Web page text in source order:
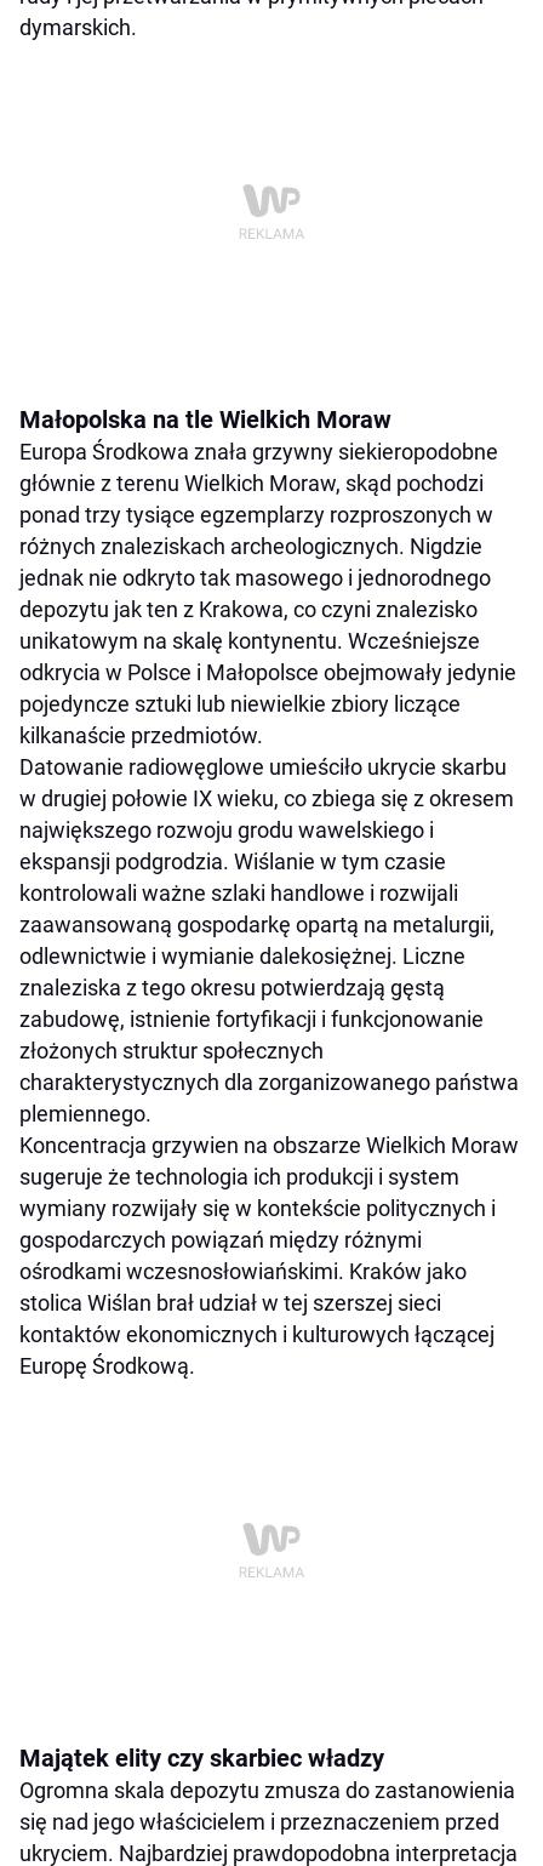
dymarskich.
Małopolska na tle Wielkich Moraw
Europa Środkowa znała grzywny siekieropodobne
głównie z terenu Wielkich Moraw, skąd pochodzi
ponad trzy tysiące egzemplarzy rozproszonych w
różnych znaleziskach archeologicznych. Nigdzie
jednak nie odkryto tak masowego i jednorodnego
depozytu jak ten z Krakowa, co czyni znalezisko
unikatowym na skalę kontynentu. Wcześniejsze
odkrycia w Polsce i Małopolsce obejmowały jedynie
pojedyncze sztuki lub niewielkie zbiory liczące
kilkanaście przedmiotów.
Datowanie radiowęglowe umieściło ukrycie skarbu
w drugiej połowie IX wieku, co zbiega się z okresem
największego rozwoju grodu wawelskiego i
ekspansji podgrodzia. Wiślanie w tym czasie
kontrolowali ważne szlaki handlowe i rozwijali
zaawansowaną gospodarkę opartą na metalurgii,
odlewnictwie i wymianie dalekosiężnej. Liczne
znaleziska z tego okresu potwierdzają gęstą
zabudowę, istnienie fortyfikacji i funkcjonowanie
złożonych struktur społecznych
charakterystycznych dla zorganizowanego państwa
plemiennego.
Koncentracja grzywien na obszarze Wielkich Moraw
sugeruje że technologia ich produkcji i system
wymiany rozwijały się w kontekście politycznych i
gospodarczych powiązań między różnymi
ośrodkami wczesnosłowiańskimi. Kraków jako
stolica Wiślan brał udział w tej szerszej sieci
kontaktów ekonomicznych i kulturowych łączącej
Europę Środkową.
Majątek elity czy skarbiec władzy
Ogromna skala depozytu zmusza do zastanowienia
się nad jego właścicielem i przeznaczeniem przed
ukryciem. Najbardziej prawdopodobna interpretacja